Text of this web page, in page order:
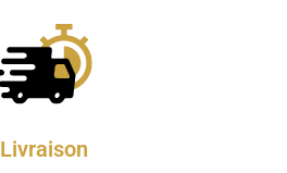
Livraison